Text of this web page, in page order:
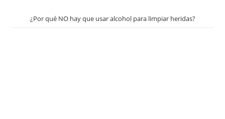
¿Por qué NO hay que usar alcohol para limpiar heridas?